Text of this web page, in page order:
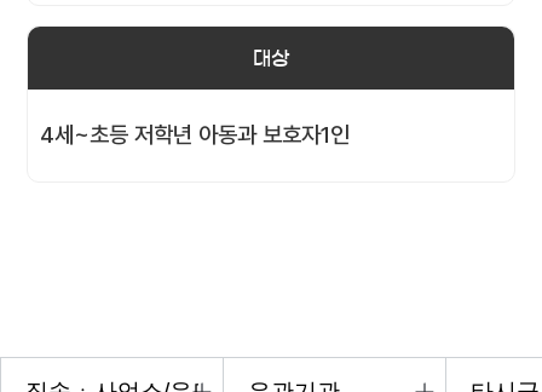
대상
4세~초등 저학년 아동과 보호자1인